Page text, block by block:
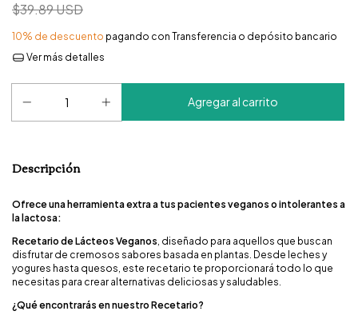
$39.89 USD
10% de descuento pagando con Transferencia o depósito bancario
Ver más detalles
Descripción
Ofrece una herramienta extra a tus pacientes veganos o intolerantes a
la lactosa:
Recetario de Lácteos Veganos , diseñado para aquellos que buscan
disfrutar de cremosos sabores basada en plantas. Desde leches y
yogures hasta quesos, este recetario te proporcionará todo lo que
necesitas para crear alternativas deliciosas y saludables.
¿Qué encontrarás en nuestro Recetario?